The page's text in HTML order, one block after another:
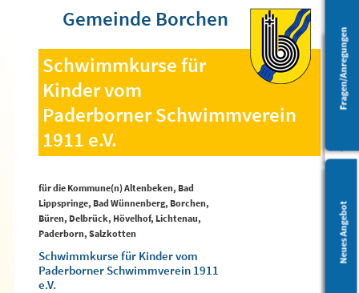
Leichte Sprache
Barrierefreiheit
Neues Angebot
Fragen/Anregungen
Gemeinde Borchen
Schwimmkurse für
Kinder vom
Paderborner Schwimmverein
1911 e.V.
für die Kommune(n) Altenbeken, Bad
Lippspringe, Bad Wünnenberg, Borchen,
Büren, Delbrück, Hövelhof, Lichtenau,
Paderborn, Salzkotten
Schwimmkurse für Kinder vom
Paderborner Schwimmverein 1911
e.V.